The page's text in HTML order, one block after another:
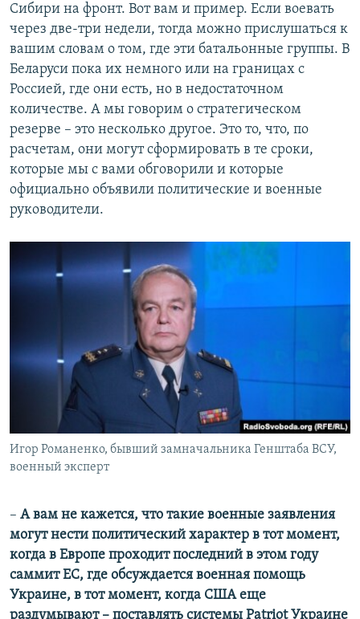
Сибири на фронт. Вот вам и пример. Если воевать
через две-три недели, тогда можно прислушаться к
вашим словам о том, где эти батальонные группы. В
Беларуси пока их немного или на границах с
Россией, где они есть, но в недостаточном
количестве. А мы говорим о стратегическом
резерве – это несколько другое. Это то, что, по
расчетам, они могут сформировать в те сроки,
которые мы с вами обговорили и которые
официально объявили политические и военные
руководители.
Игор Романенко, бывший замначальника Генштаба ВСУ,
военный эксперт
– А вам не кажется, что такие военные заявления
могут нести политический характер в тот момент,
когда в Европе проходит последний в этом году
саммит ЕС, где обсуждается военная помощь
Украине, в тот момент, когда США еще
раздумывают – поставлять системы Patriot Украине